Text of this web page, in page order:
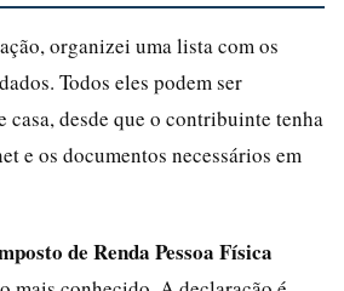
organizei uma lista com os
Todos eles podem ser
casa, desde que o contribuinte tenha
e os documentos necessários em
de Renda Pessoa Física